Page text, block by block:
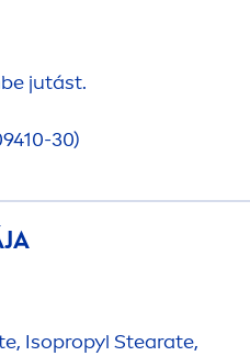
jutást.
30)
Isopropyl Stearate,